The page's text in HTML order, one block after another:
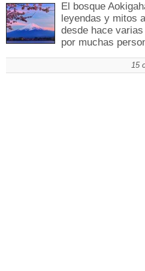
El bosque
leyendas y mitos
desde hace
por muchas
15